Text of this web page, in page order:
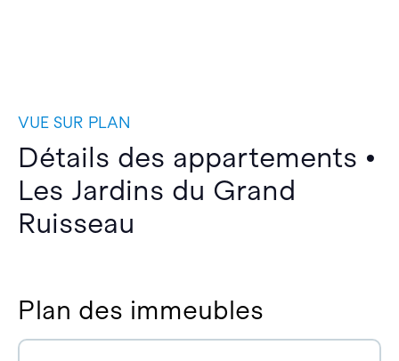
VUE SUR PLAN
Détails des appartements •
Les Jardins du Grand
Ruisseau
Plan des immeubles